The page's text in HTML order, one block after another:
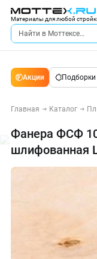
Материалы для любой
Акции
Главная Каталог
Фанера ФСФ
шлифованная